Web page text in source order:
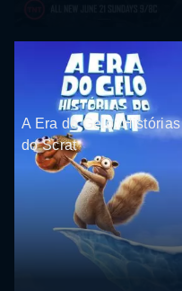
A Era do Gelo: Histórias
do Scrat